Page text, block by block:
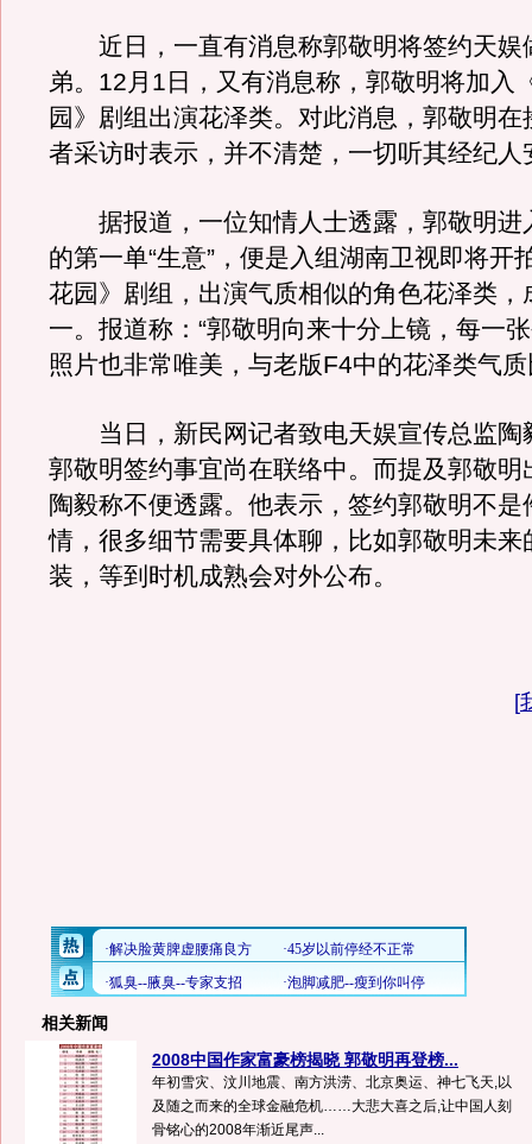
近日，一直有消息称郭敬明将签约天娱
弟。12月1日，又有消息称，郭敬明将加入
园》剧组出演花泽类。对此消息，郭敬明在
者采访时表示，并不清楚，一切听其经纪人
据报道，一位知情人士透露，郭敬明进
的第一单“生意”，便是入组湖南卫视即将开
花园》剧组，出演气质相似的角色花泽类，
一。报道称：“郭敬明向来十分上镜，每一
照片也非常唯美，与老版F4中的花泽类气质
当日，新民网记者致电天娱宣传总监陶
郭敬明签约事宜尚在联络中。而提及郭敬明
陶毅称不便透露。他表示，签约郭敬明不是
情，很多细节需要具体聊，比如郭敬明未来
装，等到时机成熟会对外公布。
[
相关新闻
2008中国作家富豪榜揭晓 郭敬明再登榜...
年初雪灾、汶川地震、南方洪涝、北京奥运、神七飞天,以
及随之而来的全球金融危机……大悲大喜之后,让中国人刻
骨铭心的2008年渐近尾声...